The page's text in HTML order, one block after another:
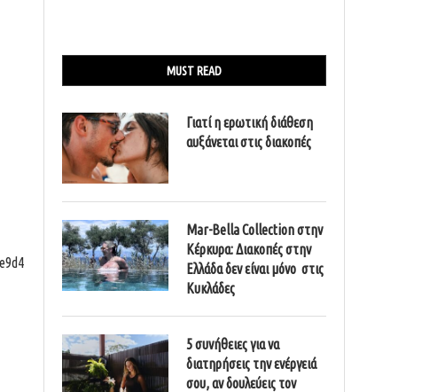
MUST READ
Γιατί η ερωτική διάθεση
αυξάνεται στις διακοπές
Mar-Bella Collection στην
Κέρκυρα: Διακοπές στην
Ελλάδα δεν είναι μόνο στις
Κυκλάδες
5 συνήθειες για να
διατηρήσεις την ενέργειά
σου, αν δουλεύεις τον